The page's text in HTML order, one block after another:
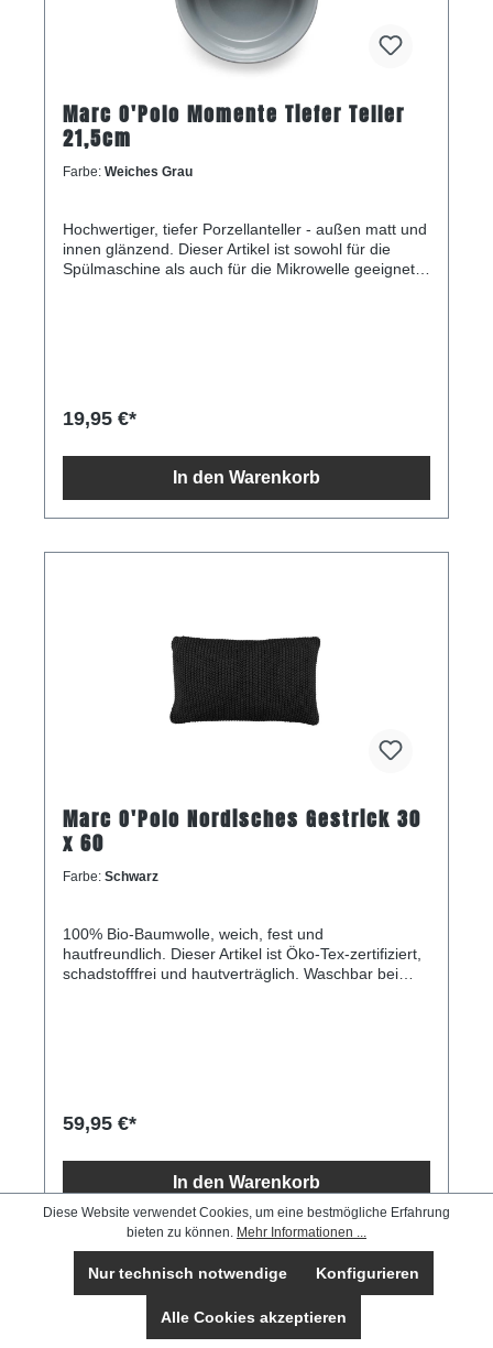
Marc O'Polo Momente Tiefer Teller
21,5cm
Farbe: Weiches Grau
Hochwertiger, tiefer Porzellanteller - außen matt und
innen glänzend. Dieser Artikel ist sowohl für die
Spülmaschine als auch für die Mikrowelle geeignet.
19,95 €*
In den Warenkorb
Marc O'Polo Nordisches Gestrick 30
x 60
Farbe: Schwarz
100% Bio-Baumwolle, weich, fest und
hautfreundlich. Dieser Artikel ist Öko-Tex-zertifiziert,
schadstofffrei und hautverträglich. Waschbar bei
59,95 €*
In den Warenkorb
Diese Website verwendet Cookies, um eine bestmögliche Erfahrung
bieten zu können. Mehr Informationen ...
Nur technisch notwendige Konfigurieren
Alle Cookies akzeptieren